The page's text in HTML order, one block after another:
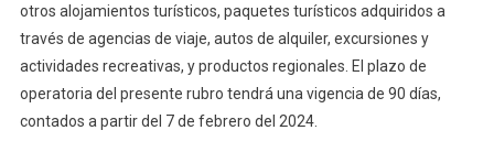
otros alojamientos turísticos, paquetes turísticos adquiridos a
través de agencias de viaje, autos de alquiler, excursiones y
actividades recreativas, y productos regionales. El plazo de
operatoria del presente rubro tendrá una vigencia de 90 días,
contados a partir del 7 de febrero del 2024.